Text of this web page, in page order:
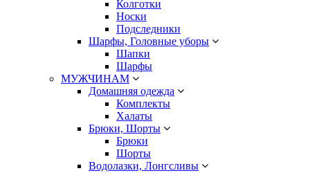
Колготки
Носки
Подследники
Шарфы, Головные уборы
Шапки
Шарфы
МУЖЧИНАМ
Домашняя одежда
Комплекты
Халаты
Брюки, Шорты
Брюки
Шорты
Водолазки, Лонгсливы